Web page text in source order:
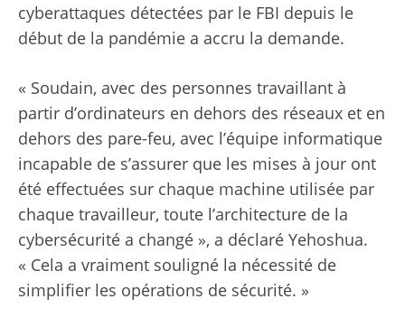
cyberattaques détectées par le FBI depuis le
début de la pandémie a accru la demande.
« Soudain, avec des personnes travaillant à
partir d’ordinateurs en dehors des réseaux et en
dehors des pare-feu, avec l’équipe informatique
incapable de s’assurer que les mises à jour ont
été effectuées sur chaque machine utilisée par
chaque travailleur, toute l’architecture de la
cybersécurité a changé », a déclaré Yehoshua.
« Cela a vraiment souligné la nécessité de
simplifier les opérations de sécurité. »